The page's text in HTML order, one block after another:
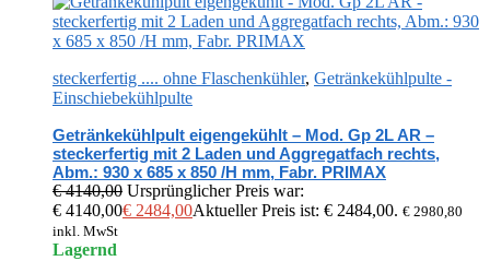
steckerfertig .... ohne Flaschenkühler, Getränkekühlpulte -
Einschiebekühlpulte
Getränkekühlpult eigengekühlt – Mod. Gp 2L AR –
steckerfertig mit 2 Laden und Aggregatfach rechts,
Abm.: 930 x 685 x 850 /H mm, Fabr. PRIMAX
€4140,00 Ursprünglicher Preis war:
€ 4140,00€ 2484,00Aktueller Preis ist: € 2484,00. € 2980,80
inkl. MwSt
Lagernd